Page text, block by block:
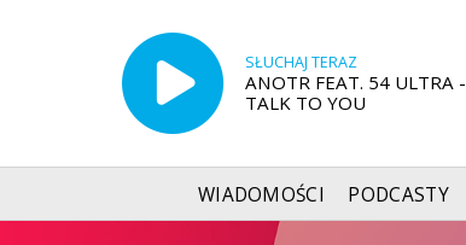
SŁUCHAJ TERAZ
ANOTR FEAT. 54 ULTRA -
TALK TO YOU
WIADOMOŚCI PODCASTY